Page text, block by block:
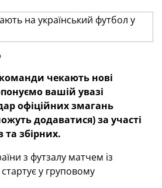
чекають нові
вашій увазі
офіційних змагань
додаватися) за участі
та збірних.
з футзалу матчем із
у груповому